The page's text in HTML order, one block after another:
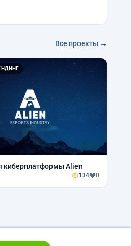
Все проекты →
киберплатформы Alien
134 0